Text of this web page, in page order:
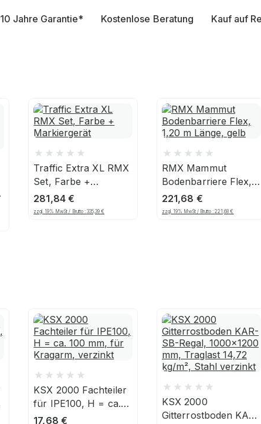
10 Jahre Garantie* Kostenlose Beratung Kauf auf
Traffic Extra XL RMX
Set, Farbe +
Markiergerät
281,84 €
zzgl. 19% MwSt / Brutto : 335,39 €
RMX Mammut
Bodenbarriere Flex,
1,20 m Länge, gelb
221,68 €
zzgl. 19% MwSt / Brutto :221,68€
KSX 2000 Fachteiler
für IPE100, H = ca.
100 mm, für
17,68 €
KSX 2000
Gitterrostboden KAR-